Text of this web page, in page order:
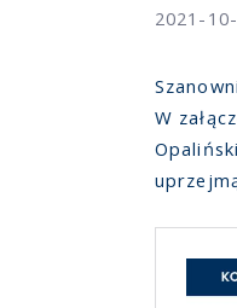
2021-
W